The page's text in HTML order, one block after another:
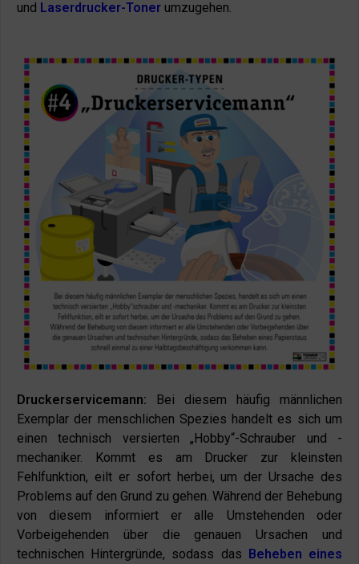
und Laserdrucker-Toner umzugehen.
Druckerservicemann: Bei diesem häufig männlichen
Exemplar der menschlichen Spezies handelt es sich um
einen technisch versierten „Hobby“-Schrauber und -
mechaniker. Kommt es am Drucker zur kleinsten
Fehlfunktion, eilt er sofort herbei, um der Ursache des
Problems auf den Grund zu gehen. Während der Behebung
von diesem informiert er alle Umstehenden oder
Vorbeigehenden über die genauen Ursachen und
technischen Hintergründe, sodass das Beheben eines